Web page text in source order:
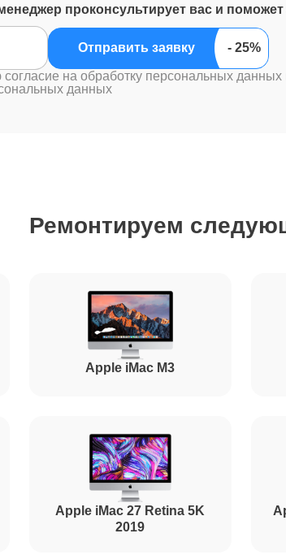
проконсультирует вас и
Отправить заявку
на обработку персональных данных
данных
Ремонтируем
Apple iMac M3
Apple iMac 27 Retina 5K
2019